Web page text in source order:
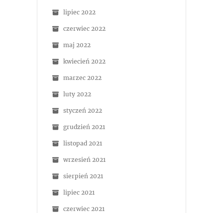
lipiec 2022
czerwiec 2022
maj 2022
kwiecień 2022
marzec 2022
luty 2022
styczeń 2022
grudzień 2021
listopad 2021
wrzesień 2021
sierpień 2021
lipiec 2021
czerwiec 2021